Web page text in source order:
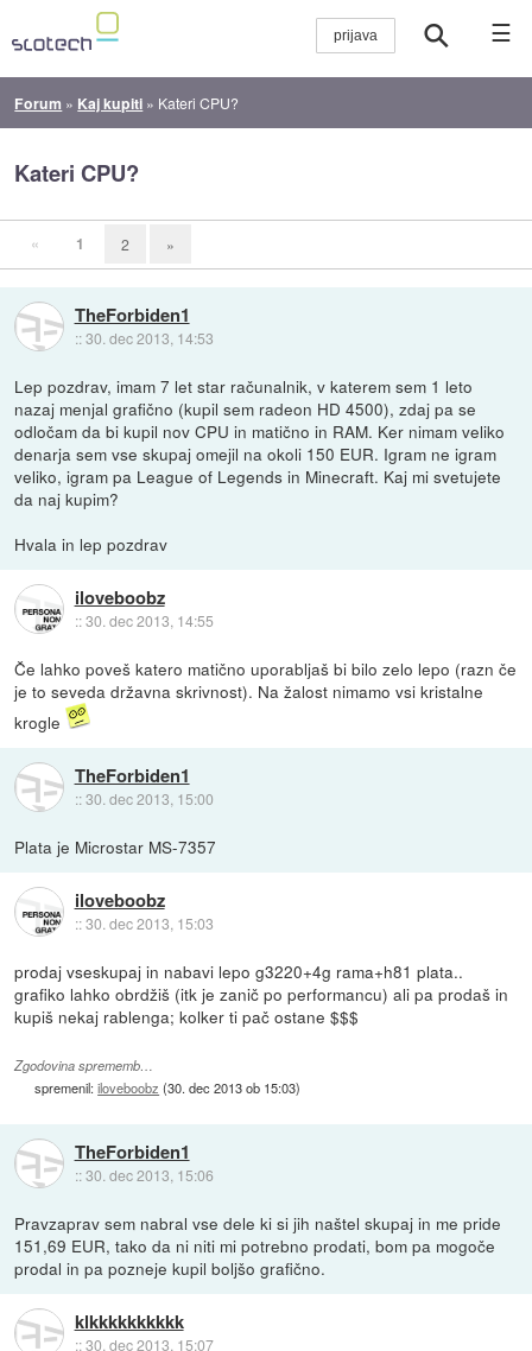
☰
Forum » Kaj kupiti » Kateri CPU?
Kateri CPU?
« 1 2 »
TheForbiden1
::30. dec 2013, 14:53
Lep pozdrav, imam 7 let star računalnik, v katerem sem 1 leto
nazaj menjal grafično (kupil sem radeon HD 4500), zdaj pa se
odločam da bi kupil nov CPU in matično in RAM. Ker nimam veliko
denarja sem vse skupaj omejil na okoli 150 EUR. Igram ne igram
veliko, igram pa League of Legends in Minecraft. Kaj mi svetujete
da naj kupim?
Hvala in lep pozdrav
iloveboobz
::30. dec 2013, 14:55
Če lahko poveš katero matično uporabljaš bi bilo zelo lepo (razn če
je to seveda državna skrivnost). Na žalost nimamo vsi kristalne
krogle
TheForbiden1
::30. dec 2013, 15:00
Plata je Microstar MS-7357
iloveboobz
::30. dec 2013, 15:03
prodaj vseskupaj in nabavi lepo g3220+4g rama+h81 plata..
grafiko lahko obrdžiš (itk je zanič po performancu) ali pa prodaš in
kupiš nekaj rablenga; kolker ti pač ostane $$$
Zgodovina sprememb…
spremenil:iloveboobz (30. dec 2013 ob 15:03)
TheForbiden1
::30. dec 2013, 15:06
Pravzaprav sem nabral vse dele ki si jih naštel skupaj in me pride
151,69 EUR, tako da ni niti mi potrebno prodati, bom pa mogoče
prodal in pa pozneje kupil boljšo grafično.
klkkkkkkkkkk
::30. dec 2013, 15:07